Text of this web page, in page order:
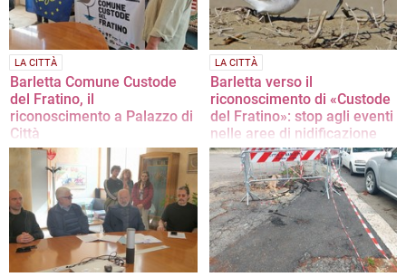
LA CITTÀ
Barletta Comune Custode
del Fratino, il
riconoscimento a Palazzo di
Città
È la prima città ad essere introdotta
nel network promosso da
Legambiente
LA CITTÀ
Barletta verso il
riconoscimento di «Custode
del Fratino»: stop agli eventi
nelle aree di nidificazione
Pronta la sottoscrizione del
protocollo Life Alexandro